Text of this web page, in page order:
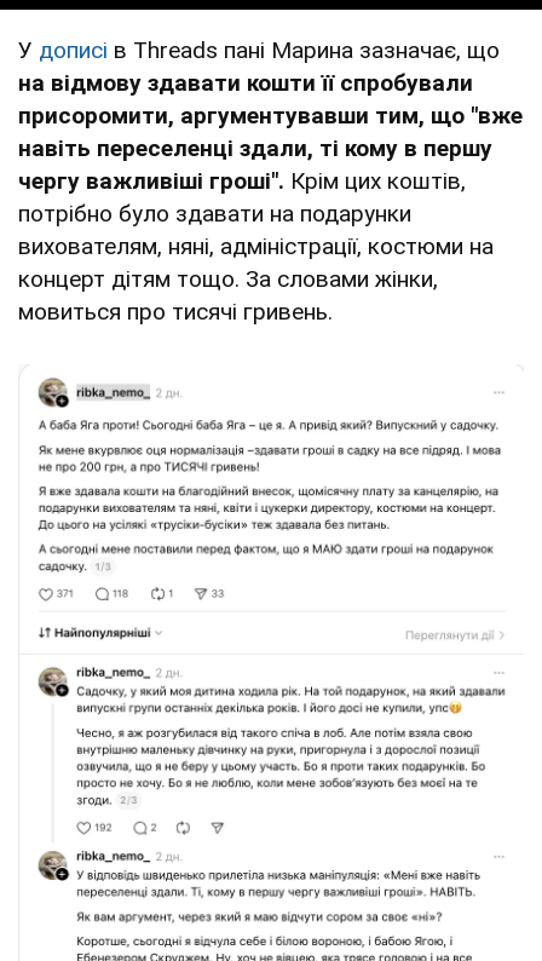
У дописі в Threads пані Марина зазначає, що
на відмову здавати кошти її спробували
присоромити, аргументувавши тим, що "вже
навіть переселенці здали, ті кому в першу
чергу важливіші гроші". Крім цих коштів,
потрібно було здавати на подарунки
вихователям, няні, адміністрації, костюми на
концерт дітям тощо. За словами жінки,
мовиться про тисячі гривень.